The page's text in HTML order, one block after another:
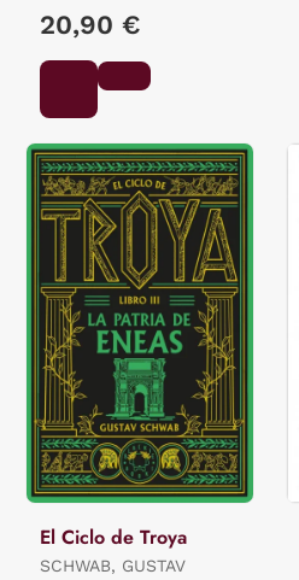
20,90 €
El Ciclo de Troya
SCHWAB, GUSTAV